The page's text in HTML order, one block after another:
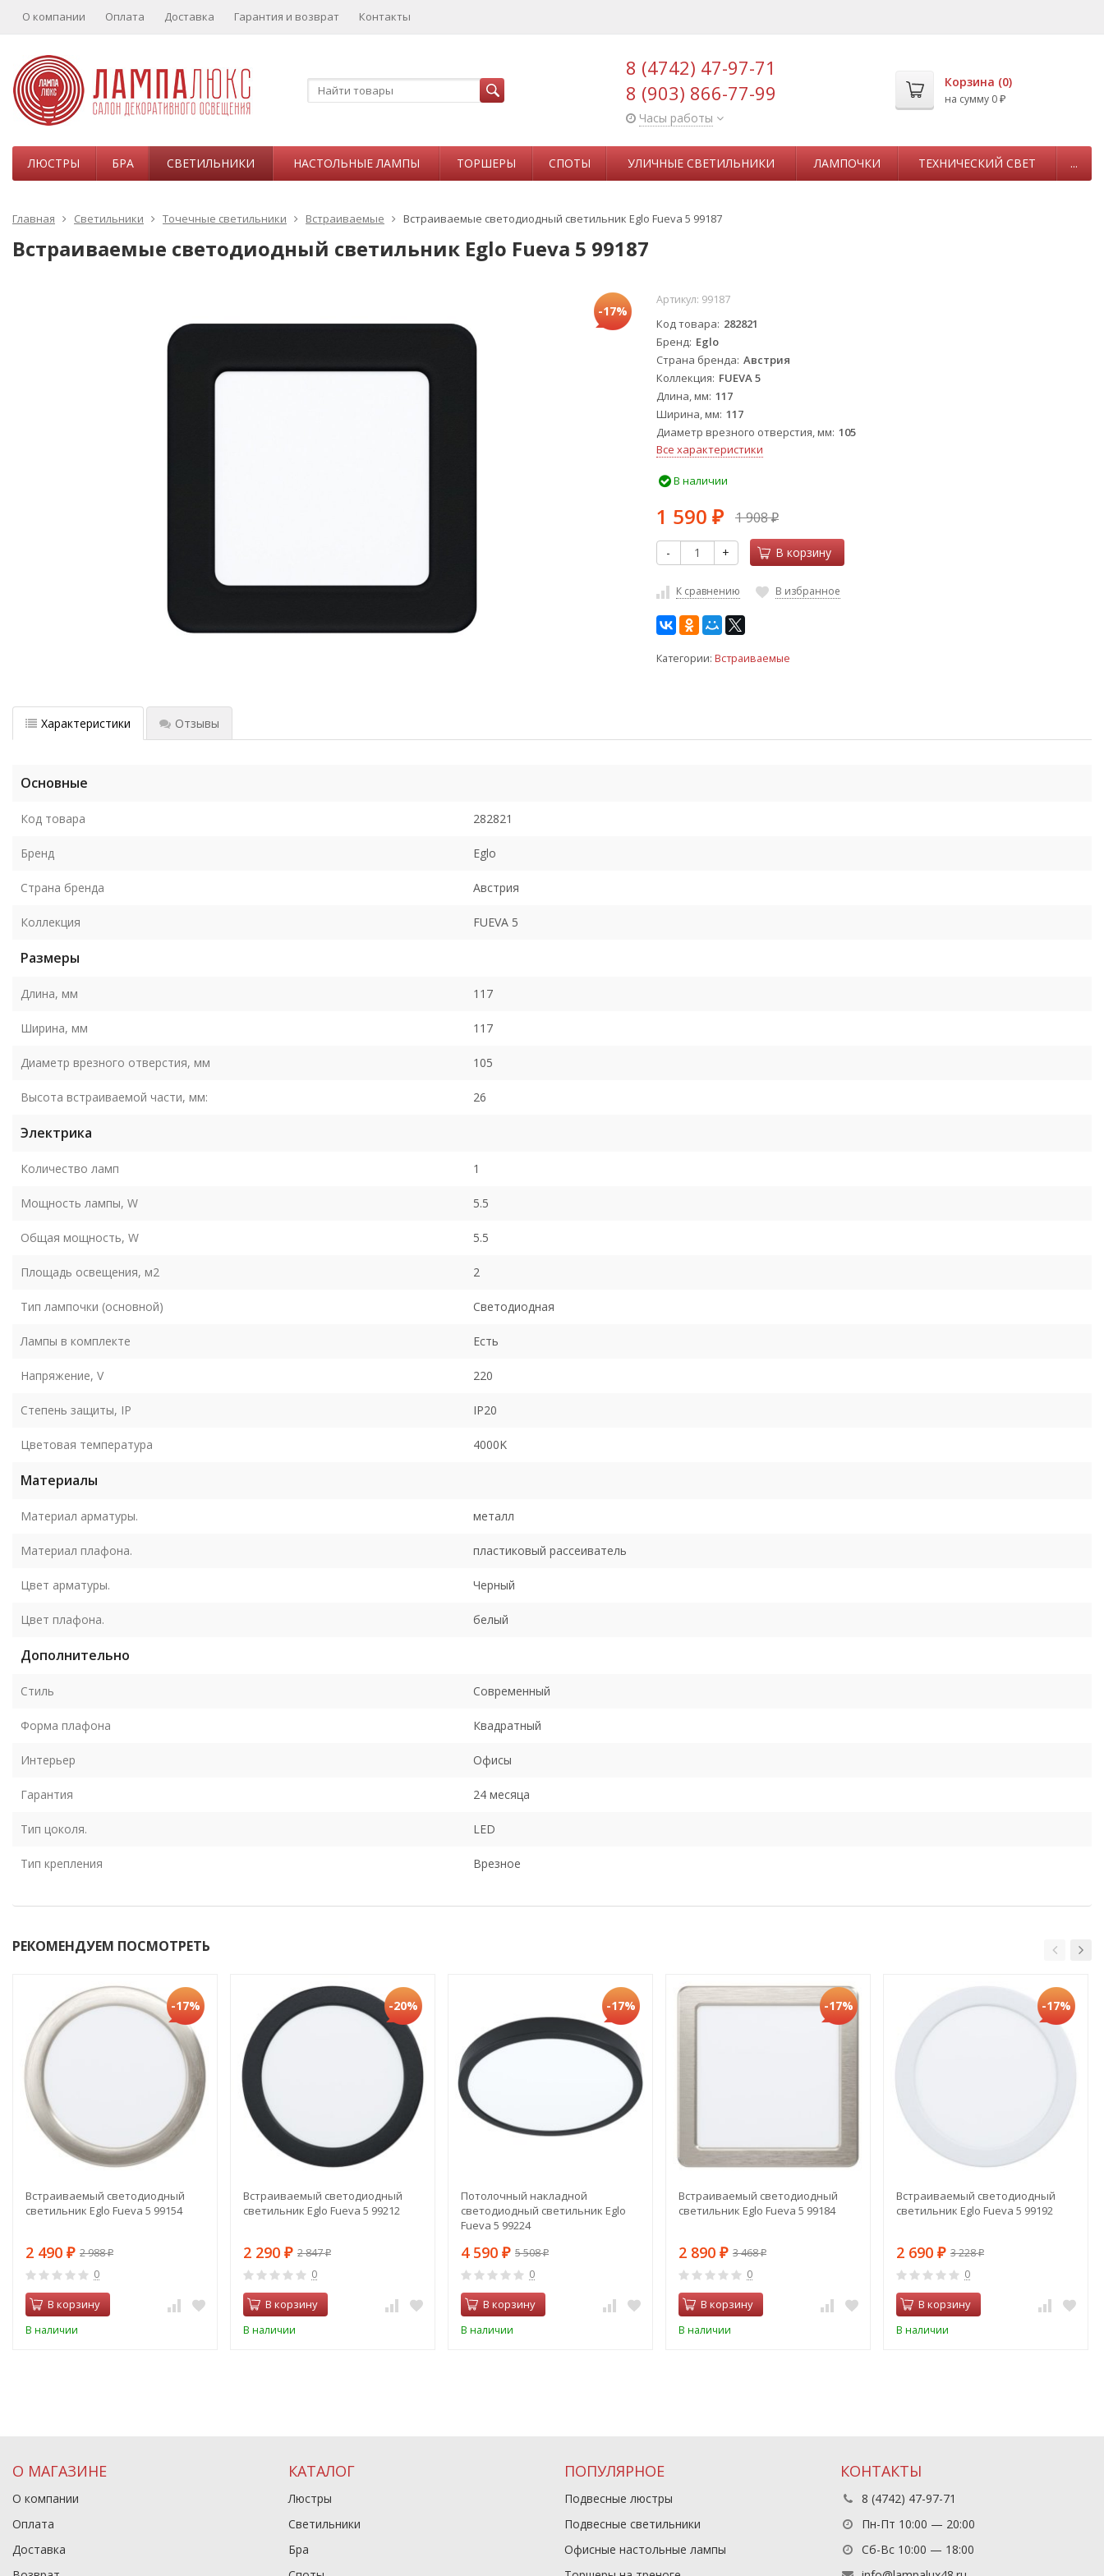
О компании Оплата Доставка Гарантия и возврат Контакты
8 (4742) 47-97-71
8 (903) 866-77-99
Часы работы
Корзина (0)
на сумму 0 ₽
ЛЮСТРЫ БРА СВЕТИЛЬНИКИ НАСТОЛЬНЫЕ ЛАМПЫ ТОРШЕРЫ СПОТЫ УЛИЧНЫЕ СВЕТИЛЬНИКИ ЛАМПОЧКИ ТЕХНИЧЕСКИЙ СВЕТ ...
Главная Светильники Точечные светильники Встраиваемые Встраиваемые светодиодный светильник Eglo Fueva 5 99187
Встраиваемые светодиодный светильник Eglo Fueva 5 99187
-17%
Артикул: 99187
Код товара 282821
Бренд Eglo
Страна бренда Австрия
Коллекция FUEVA 5
Длина, мм 117
Ширина, мм 117
Диаметр врезного отверстия, мм 105
Все характеристики
В наличии
1 590 ₽ 1 908₽
- + В корзину
К сравнению В избранное
Категории: Встраиваемые
Характеристики Отзывы
Основные
Код товара 282821
Бренд Eglo
Страна бренда Австрия
Коллекция FUEVA 5
Размеры
Длина, мм 117
Ширина, мм 117
Диаметр врезного отверстия, мм 105
Высота встраиваемой части, мм: 26
Электрика
Количество ламп 1
Мощность лампы, W 5.5
Общая мощность, W 5.5
Площадь освещения, м2 2
Тип лампочки (основной) Светодиодная
Лампы в комплекте Есть
Напряжение, V 220
Степень защиты, IP IP20
Цветовая температура 4000K
Материалы
Материал арматуры. металл
Материал плафона. пластиковый рассеиватель
Цвет арматуры. Черный
Цвет плафона. белый
Дополнительно
Стиль Современный
Форма плафона Квадратный
Интерьер Офисы
Гарантия 24 месяца
Тип цоколя. LED
Тип крепления Врезное
РЕКОМЕНДУЕМ ПОСМОТРЕТЬ
-17%
Встраиваемый светодиодный
светильник Eglo Fueva 5 99154
2 490 ₽ 2 988₽
0
В корзину
В наличии
-20%
Встраиваемый светодиодный
светильник Eglo Fueva 5 99212
2 290 ₽ 2 847₽
0
В корзину
В наличии
-17%
Потолочный накладной
светодиодный светильник Eglo
Fueva 5 99224
4 590 ₽ 5 508₽
0
В корзину
В наличии
-17%
Встраиваемый светодиодный
светильник Eglo Fueva 5 99184
2 890 ₽ 3 468₽
0
В корзину
В наличии
-17%
Встраиваемый светодиодный
светильник Eglo Fueva 5 99192
2 690 ₽ 3 228₽
0
В корзину
В наличии
О МАГАЗИНЕ
О компании
Оплата
Доставка
КАТАЛОГ
Люстры
Светильники
Бра
ПОПУЛЯРНОЕ
Подвесные люстры
Подвесные светильники
Офисные настольные лампы
КОНТАКТЫ
8 (4742) 47-97-71
Пн-Пт 10:00 — 20:00
Сб-Вс 10:00 — 18:00